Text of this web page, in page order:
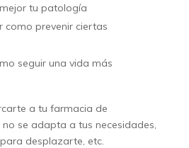
tu patología
como prevenir ciertas
seguir una vida más
a tu farmacia de
se adapta a tus necesidades,
desplazarte, etc.